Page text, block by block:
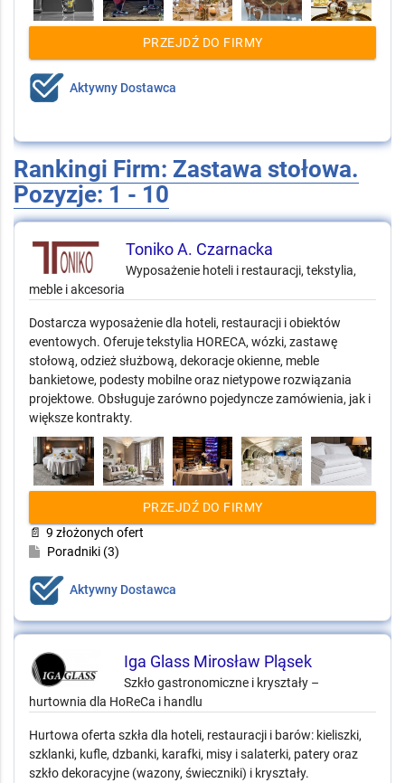
PRZEJDŹ DO FIRMY
Aktywny Dostawca
Rankingi Firm: Zastawa stołowa.
Pozyzje: 1 - 10
Toniko A. Czarnacka
Wyposażenie hoteli i restauracji, tekstylia,
meble i akcesoria
Dostarcza wyposażenie dla hoteli, restauracji i obiektów
eventowych. Oferuje tekstylia HORECA, wózki, zastawę
stołową, odzież służbową, dekoracje okienne, meble
bankietowe, podesty mobilne oraz nietypowe rozwiązania
projektowe. Obsługuje zarówno pojedyncze zamówienia, jak i
większe kontrakty.
PRZEJDŹ DO FIRMY
📄 9 złożonych ofert
Poradniki (3)
Aktywny Dostawca
Iga Glass Mirosław Pląsek
Szkło gastronomiczne i kryształy –
hurtownia dla HoReCa i handlu
Hurtowa oferta szkła dla hoteli, restauracji i barów: kieliszki,
szklanki, kufle, dzbanki, karafki, misy i salaterki, patery oraz
szkło dekoracyjne (wazony, świeczniki) i kryształy.